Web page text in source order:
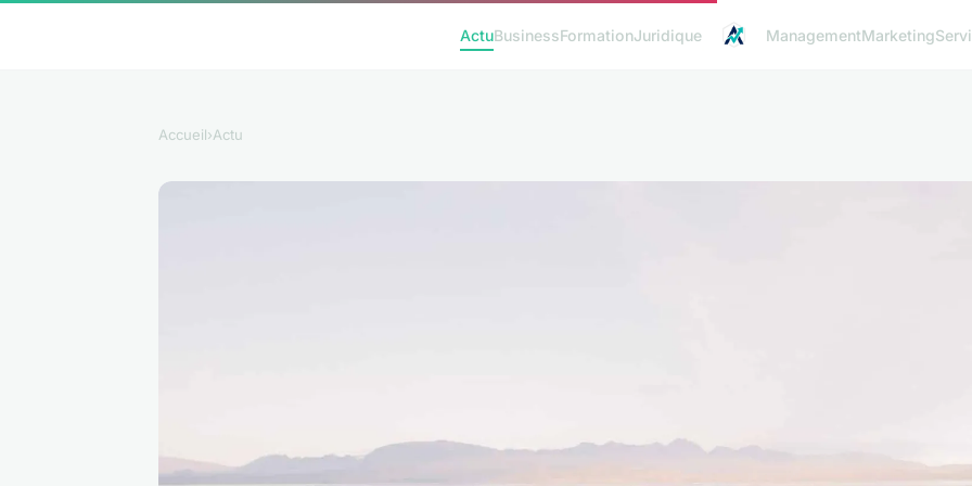
ActuBusinessFormationJuridique ManagementMarketing
Accueil›Actu